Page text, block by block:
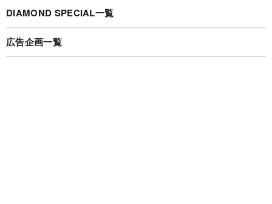
DIAMOND SPECIAL一覧
広告企画一覧